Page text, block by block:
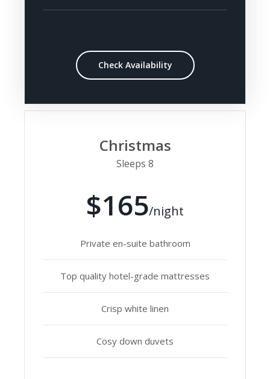
Check Availability
Christmas
Sleeps 8
$165/night
Private en-suite bathroom
Top quality hotel-grade mattresses
Crisp white linen
Cosy down duvets